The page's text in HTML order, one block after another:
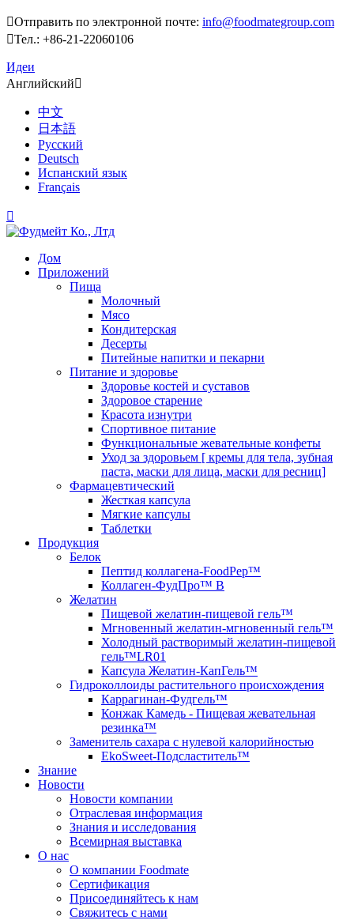
Отправить по электронной почте: info@foodmategroup.com
Тел.: +86-21-22060106
Идеи
Английский
中文
日本語
Русский
Deutsch
Испанский язык
Français

Дом
Приложений
Пища
Молочный
Мясо
Кондитерская
Десерты
Питейные напитки и пекарни
Питание и здоровье
Здоровье костей и суставов
Здоровое старение
Красота изнутри
Спортивное питание
Функциональные жевательные конфеты
Уход за здоровьем [ кремы для тела, зубная
паста, маски для лица, маски для ресниц]
Фармацевтический
Жесткая капсула
Мягкие капсулы
Таблетки
Продукция
Белок
Пептид коллагена-FoodPep™
Коллаген-ФудПро™ В
Желатин
Пищевой желатин-пищевой гель™
Мгновенный желатин-мгновенный гель™
Холодный растворимый желатин-пищевой
гель™LR01
Капсула Желатин-КапГель™
Гидроколлоиды растительного происхождения
Каррагинан-Фудгель™
Конжак Камедь - Пищевая жевательная
резинка™
Заменитель сахара с нулевой калорийностью
EkoSweet-Подсластитель™
Знание
Новости
Новости компании
Отраслевая информация
Знания и исследования
Всемирная выставка
О нас
О компании Foodmate
Сертификация
Присоединяйтесь к нам
Свяжитесь с нами